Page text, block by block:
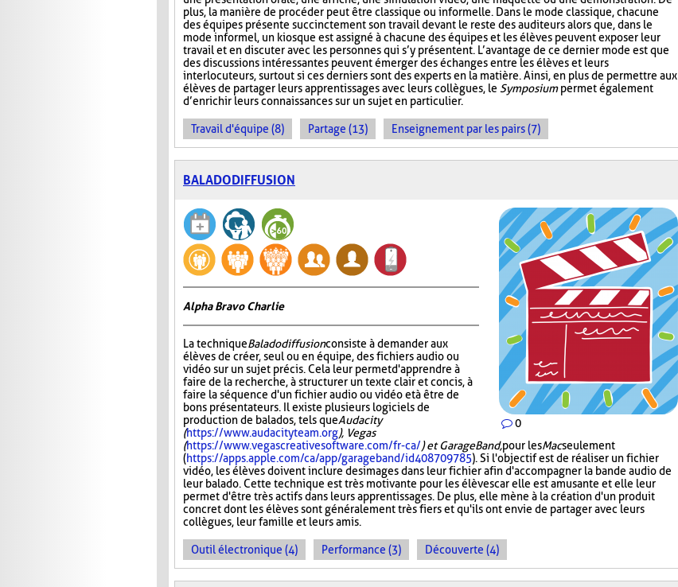
plus, la manière de procéder peut être classique ou informelle. Dans le mode classique, chacune
des équipes présente succinctement son travail devant le reste des auditeurs alors que, dans le
mode informel, un kiosque est assigné à chacune des équipes et les élèves peuvent exposer leur
travail et en discuter avec les personnes qui s’y présentent. L’avantage de ce dernier mode est que
des discussions intéressantes peuvent émerger des échanges entre les élèves et leurs
interlocuteurs, surtout si ces derniers sont des experts en la matière. Ainsi, en plus de permettre aux
élèves de partager leurs apprentissages avec leurs collègues, le Symposiumpermet également
d’enrichir leurs connaissances sur un sujet en particulier.
Travail d'équipe (8) Partage (13) Enseignement par les pairs (7)
BALADODIFFUSION
0
Alpha Bravo Charlie
La techniqueBaladodiffusionconsiste à demander aux
élèves de créer, seul ou en équipe, des fichiers audio ou
vidéo sur un sujet précis. Cela leur permet d'apprendre à
faire de la recherche, à structurer un texte clair et concis, à
faire la séquence d'un fichier audio ou vidéo et à être de
bons présentateurs. Il existe plusieurs logiciels de
production de balados, tels queAudacity
(https://www.audacityteam.org), Vegas
(https://www.vegascreativesoftware.com/fr-ca/) et GarageBand,pour lesMacseulement
(https://apps.apple.com/ca/app/garageband/id408709785). Si l'objectif est de réaliser un fichier
vidéo, les élèves doivent inclure des images dans leur fichier afin d'accompagner la bande audio de
leur balado. Cette technique est très motivante pour les élèves car elle est amusante et elle leur
permet d'être très actifs dans leurs apprentissages. De plus, elle mène à la création d'un produit
concret dont les élèves sont généralement très fiers et qu'ils ont envie de partager avec leurs
collègues, leur famille et leurs amis.
Outil électronique (4) Performance (3) Découverte (4)